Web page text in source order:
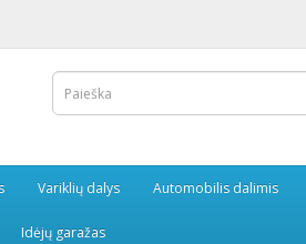
Variklių dalys Automobilis dalimis
Idėjų garažas